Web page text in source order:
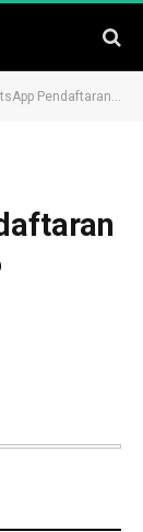
PT Pos Indonesia 2026